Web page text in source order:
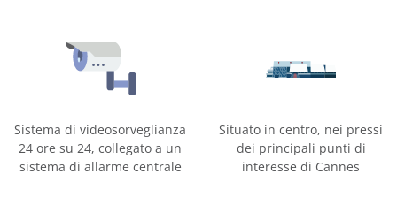
Sistema di videosorveglianza
24 ore su 24, collegato a un
sistema di allarme centrale
Situato in centro, nei pressi
dei principali punti di
interesse di Cannes